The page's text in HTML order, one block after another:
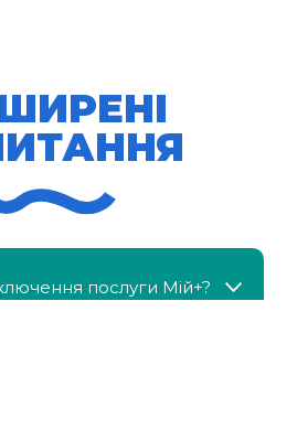
послуги Мій+?